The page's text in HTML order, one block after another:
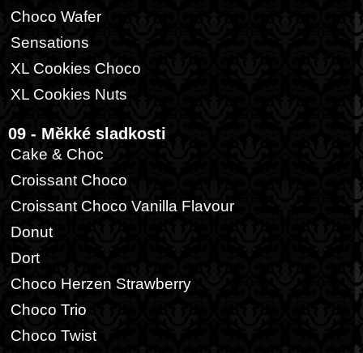
Choco Wafer
Sensations
XL Cookies Choco
XL Cookies Nuts
09 - Měkké sladkosti
Cake & Choc
Croissant Choco
Croissant Choco Vanilla Flavour
Donut
Dort
Choco Herzen Strawberry
Choco Trio
Choco Twist